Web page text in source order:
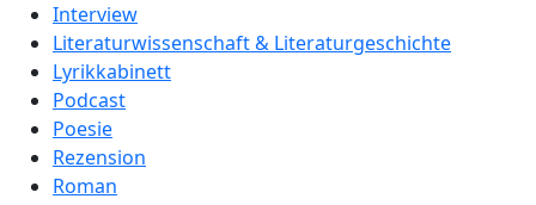
Interview
Literaturwissenschaft & Literaturgeschichte
Lyrikkabinett
Podcast
Poesie
Rezension
Roman